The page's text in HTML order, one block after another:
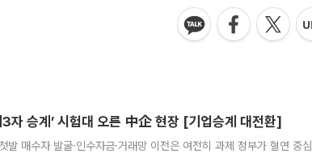
자 승계’ 시험대 오른 中企 현장 [기업승계 대전환]
매수자 발굴·인수자금·거래망 이전은 여전히 과제 정부가 혈연 중심